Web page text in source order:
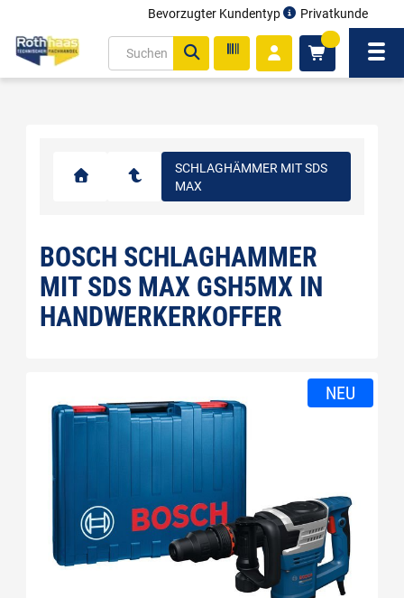
Bevorzugter Kundentyp Privatkunde
SCHLAGHÄMMER MIT SDS
MAX
BOSCH SCHLAGHAMMER
MIT SDS MAX GSH5MX IN
HANDWERKERKOFFER
NEU